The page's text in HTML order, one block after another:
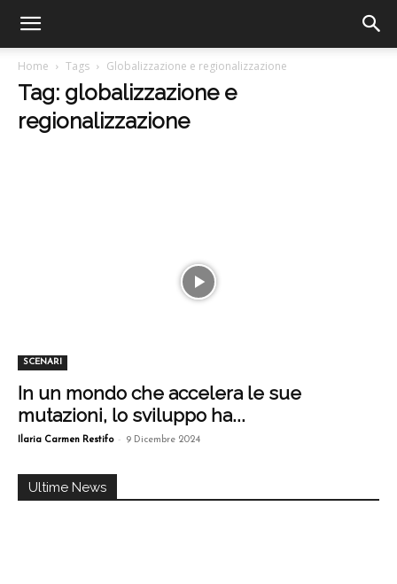
Home Tags Globalizzazione e regionalizzazione
Tag: globalizzazione e
regionalizzazione
SCENARI
In un mondo che accelera le sue
mutazioni, lo sviluppo ha...
Ilaria Carmen Restifo - 9 Dicembre 2024
Ultime News